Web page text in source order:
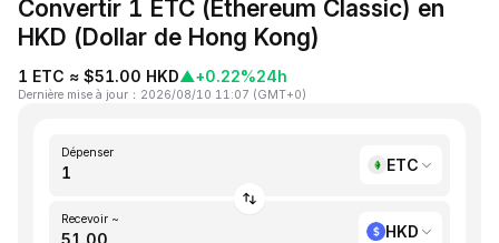
Convertir 1 ETC (Ethereum Classic) en
HKD (Dollar de Hong Kong)
1 ETC ≈ $51.00 HKD▲+0.22%24h
Dernière mise à jour ： 2026/08/10 11:07 (GMT+0)
Dépenser
ETC
Recevoir ~
HKD